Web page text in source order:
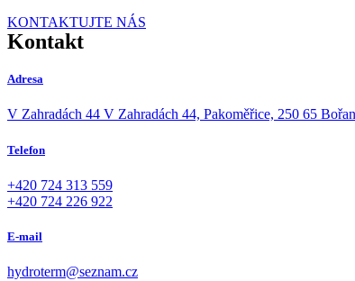
KONTAKTUJTE NÁS
Kontakt
Adresa
V Zahradách 44 V Zahradách 44, Pakoměřice, 250 65
Telefon
+420 724 313 559
+420 724 226 922
E-mail
hydroterm@seznam.cz